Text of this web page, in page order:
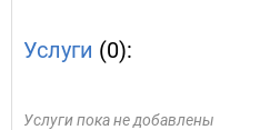
Услуги (0):
Услуги пока не добавлены